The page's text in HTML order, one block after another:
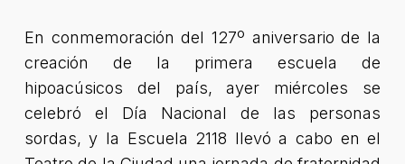
En conmemoración del 127º aniversario de la
creación de la primera escuela de
hipoacúsicos del país, ayer miércoles se
celebró el Día Nacional de las personas
sordas, y la Escuela 2118 llevó a cabo en el